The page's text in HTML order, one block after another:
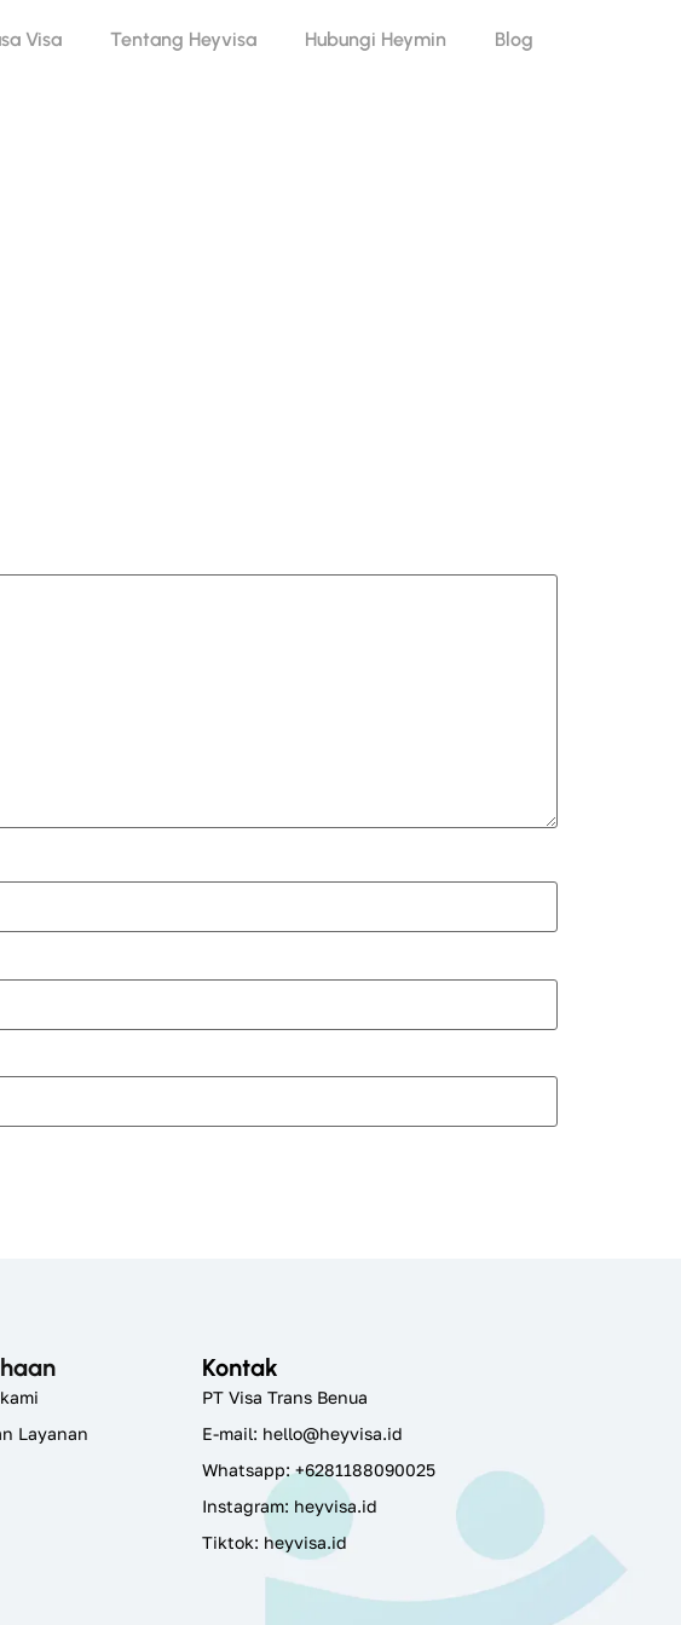
Visa Tentang Heyvisa Hubungi Heymin Blog
Layanan
Kontak
PT Visa Trans Benua
E-mail: hello@heyvisa.id
Whatsapp: +6281188090025
Instagram: heyvisa.id
Tiktok: heyvisa.id